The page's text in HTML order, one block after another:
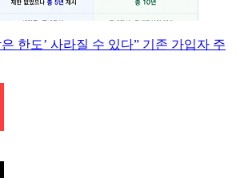
은 한도’ 사라질 수 있다” 기존 가입자 주